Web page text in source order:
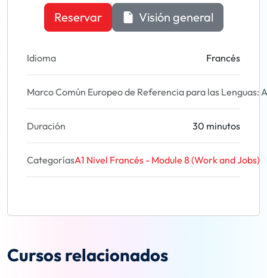
Reservar Visión general
Idioma Francés
Marco Común Europeo de Referencia para las Lenguas:
Duración 30 minutos
CategoríasA1 Nivel Francés - Module 8 (Work and Jobs)
Cursos relacionados